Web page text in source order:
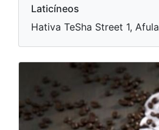
Laticíneos
Hativa TeSha Street 1, Afula